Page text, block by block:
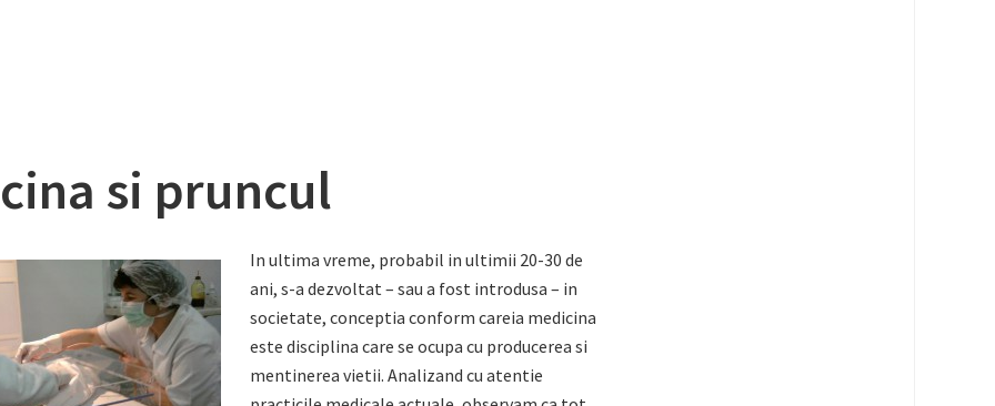
si pruncul
In ultima vreme, probabil in ultimii 20-30 de
ani, s-a dezvoltat – sau a fost introdusa – in
societate, conceptia conform careia medicina
este disciplina care se ocupa cu producerea si
mentinerea vietii. Analizand cu atentie